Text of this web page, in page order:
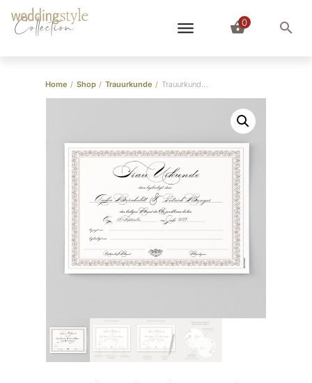
Collection 0
Home / Shop / Trauurkunde / Trauurkunde “Classic Style”